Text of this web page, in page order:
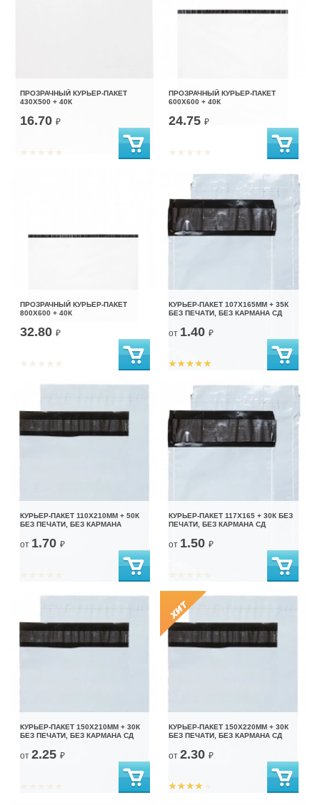
ПРОЗРАЧНЫЙ КУРЬЕР-ПАКЕТ
430Х500 + 40К
16.70 ₽
ПРОЗРАЧНЫЙ КУРЬЕР-ПАКЕТ
600Х600 + 40К
24.75 ₽
ПРОЗРАЧНЫЙ КУРЬЕР-ПАКЕТ
800Х600 + 40К
32.80 ₽
КУРЬЕР-ПАКЕТ 107Х165ММ + 35К
БЕЗ ПЕЧАТИ, БЕЗ КАРМАНА СД
от 1.40 ₽
КУРЬЕР-ПАКЕТ 110Х210ММ + 50К
БЕЗ ПЕЧАТИ, БЕЗ КАРМАНА
от 1.70 ₽
КУРЬЕР-ПАКЕТ 117Х165 + 30К БЕЗ
ПЕЧАТИ, БЕЗ КАРМАНА СД
от 1.50 ₽
КУРЬЕР-ПАКЕТ 150Х210ММ + 30К
БЕЗ ПЕЧАТИ, БЕЗ КАРМАНА СД
от 2.25 ₽
КУРЬЕР-ПАКЕТ 150Х220ММ + 30К
БЕЗ ПЕЧАТИ, БЕЗ КАРМАНА СД
от 2.30 ₽